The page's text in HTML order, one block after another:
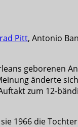
Pitt, Antonio
geborenen
änderte
zum 12-
1966 die